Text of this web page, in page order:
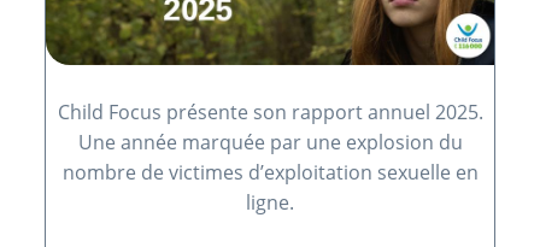
Child Focus présente son rapport annuel 2025.
Une année marquée par une explosion du
nombre de victimes d’exploitation sexuelle en
ligne.